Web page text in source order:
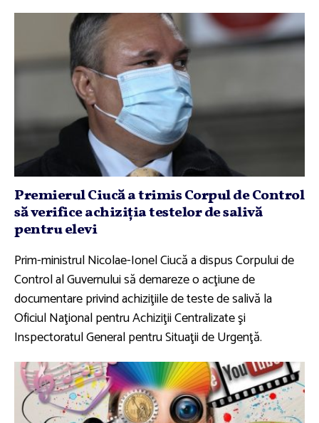
Premierul Ciucă a trimis Corpul de Control
să verifice achiziţia testelor de salivă
pentru elevi
Prim-ministrul Nicolae-Ionel Ciucă a dispus Corpului de
Control al Guvernului să demareze o acţiune de
documentare privind achiziţiile de teste de salivă la
Oficiul Naţional pentru Achiziţii Centralizate şi
Inspectoratul General pentru Situaţii de Urgenţă.